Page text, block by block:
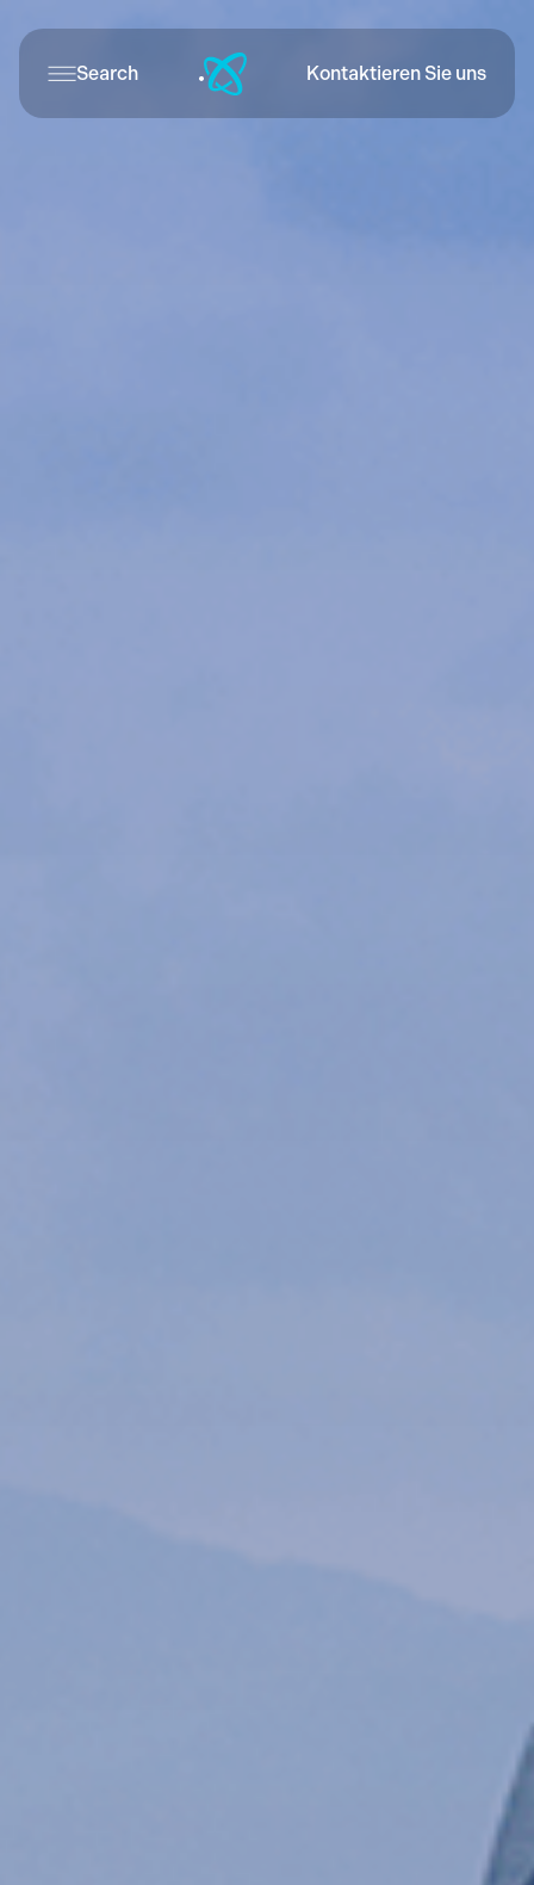
Search Kontaktieren Sie uns